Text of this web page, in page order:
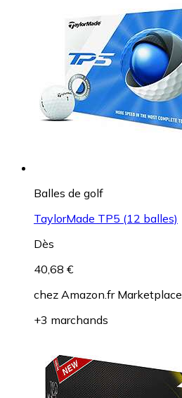
Balles de golf
TaylorMade TP5 (12 balles)
Dès
40,68 €
chez Amazon.fr Marketplace
+3 marchands